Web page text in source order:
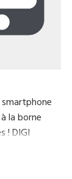
la borne
! DIGI
réduisant
stress